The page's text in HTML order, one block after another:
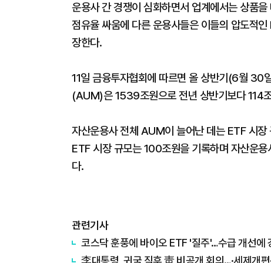
운용사 간 경쟁이 심화하면서 업계에서는 상품
점유율 싸움에 다른 운용사들은 이들의 압도적
장한다.
11일 금융투자협회에 따르면 올 상반기(6월
(AUM)은 1539조원으로 전년 상반기보다 114
자산운용사 전체 AUM이 늘어난 데는 ETF 시장
ETF 시장 규모는 100조원을 기록하며 자산운
다.
관련기사
코스닥 훈풍에 바이오 ETF '질주'…수급 개선에
李대통령, 귀국 직후 靑 비공개 회의…·세제개